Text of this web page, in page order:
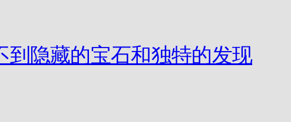
到隐藏的宝石和独特的发现